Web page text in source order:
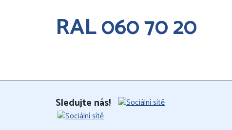
RAL 060 70 20
Sledujte nás!